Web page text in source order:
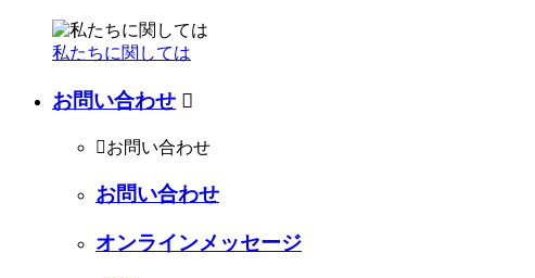
私たちに関しては
お問い合わせ 
お問い合わせ
お問い合わせ
オンラインメッセージ